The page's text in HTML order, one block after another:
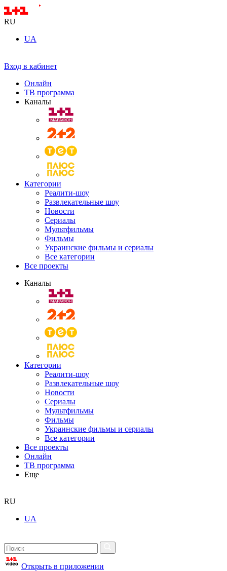
RU
UA
Вход в кабинет
Онлайн
ТВ программа
Каналы
Категории
Реалити-шоу
Развлекательные шоу
Новости
Сериалы
Мультфильмы
Фильмы
Украинские фильмы и сериалы
Все категории
Все проекты
Каналы
Категории
Реалити-шоу
Развлекательные шоу
Новости
Сериалы
Мультфильмы
Фильмы
Украинские фильмы и сериалы
Все категории
Все проекты
Онлайн
ТВ программа
Еще
RU
UA
Открыть в приложении